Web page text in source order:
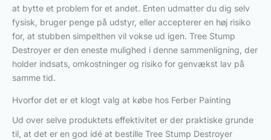
at bytte et problem for et andet. Enten udmatter du dig selv
fysisk, bruger penge på udstyr, eller accepterer en høj risiko
for, at stubben simpelthen vil vokse ud igen. Tree Stump
Destroyer er den eneste mulighed i denne sammenligning, der
holder indsats, omkostninger og risiko for genvækst lav på
samme tid.
Hvorfor det er et klogt valg at købe hos Ferber Painting
Ud over selve produktets effektivitet er der praktiske grunde
til, at det er en god idé at bestille Tree Stump Destroyer